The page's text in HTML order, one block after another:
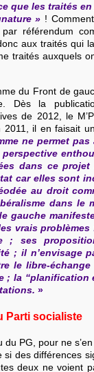
que les traités
» !
référendum
aux traités qui
traités auxquels
du Front de
Dès la
de 2012, le
il en faisait
ne permet
dans ce
car elles sont
au droit
dans le
gauche
vrais
; ses
; il n’envisage
le libre-
la ‘‘planification
»
Parti socialiste
du PG, pour ne
si des différences
deux ne voient